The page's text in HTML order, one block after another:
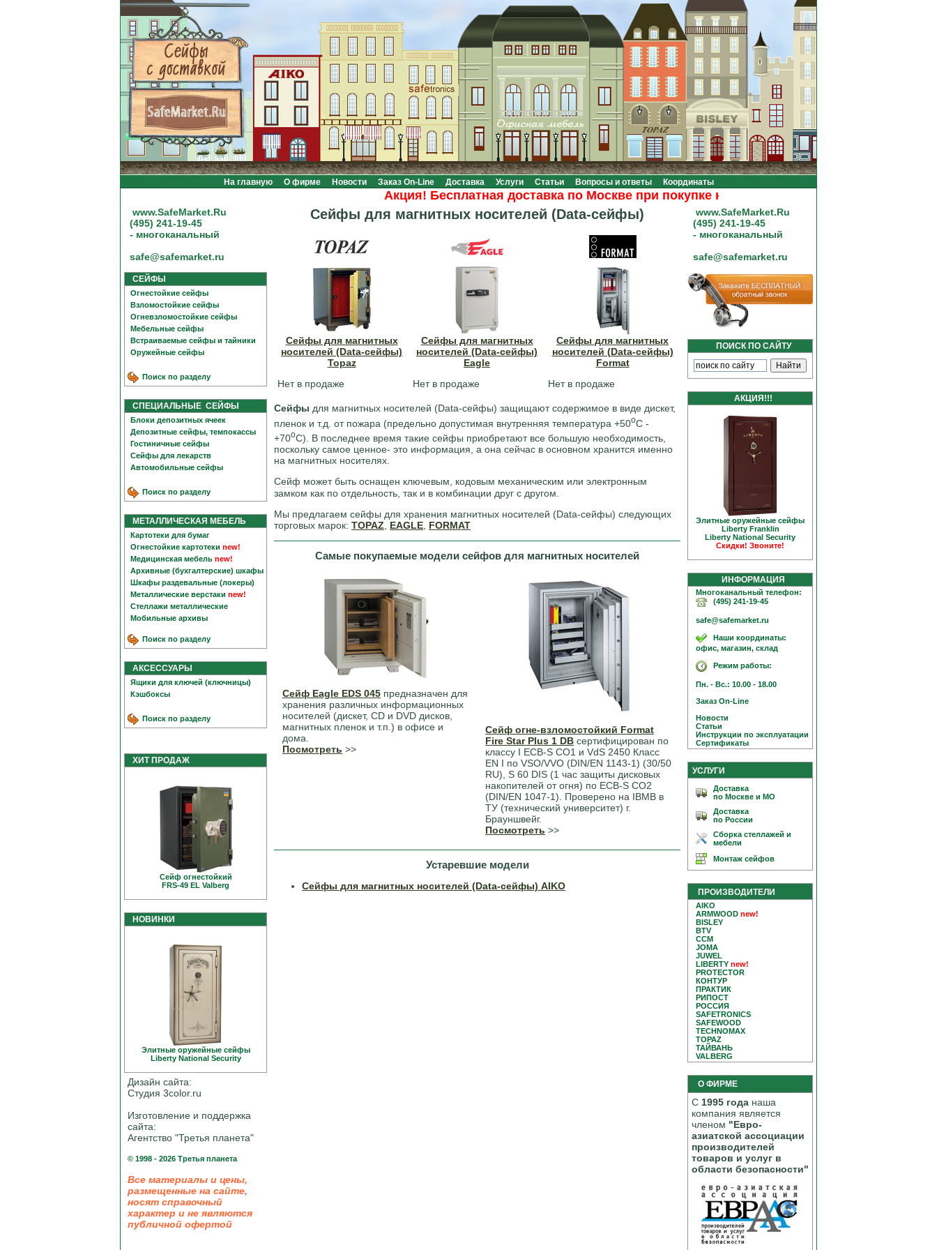
На главную О фирме Новости Заказ On-Line Доставка Услуги Статьи Вопросы и ответы Координаты
Акция! Бесплатная доставка по Москве при покупке на сумму от 20000 рублей.
www.SafeMarket.Ru
(495) 241-19-45
- многоканальный
safe@safemarket.ru
СЕЙФЫ
Огнестойкие сейфы
Взломостойкие сейфы
Огневзломостойкие сейфы
Мебельные сейфы
Встраиваемые сейфы и тайники
Оружейные сейфы
Поиск по разделу
СПЕЦИАЛЬНЫЕ СЕЙФЫ
Блоки депозитных ячеек
Депозитные сейфы, темпокассы
Гостиничные сейфы
Сейфы для лекарств
Автомобильные сейфы
Поиск по разделу
МЕТАЛЛИЧЕСКАЯ МЕБЕЛЬ
Картотеки для бумаг
Огнестойкие картотеки new!
Медицинская мебель new!
Архивные (бухгалтерские) шкафы
Шкафы раздевальные (локеры)
Металлические верстаки new!
Стеллажи металлические
Мобильные архивы
Поиск по разделу
АКСЕССУАРЫ
Ящики для ключей (ключницы)
Кэшбоксы
Поиск по разделу
ХИТ ПРОДАЖ
Сейф огнестойкий
FRS-49 EL Valberg
НОВИНКИ
Элитные оружейные сейфы
Liberty National Security
Дизайн сайта:
Студия 3color.ru
Изготовление и поддержка
сайта:
Агентство "Третья планета"
© 1998 - 2026 Третья планета
Все материалы и цены,
размещенные на сайте,
носят справочный
характер и не являются
публичной офертой
Сейфы для магнитных носителей (Data-сейфы)
Сейфы для магнитных
носителей (Data-сейфы)
Topaz
Нет в продаже
Сейфы для магнитных
носителей (Data-сейфы)
Eagle
Нет в продаже
Сейфы для магнитных
носителей (Data-сейфы)
Format
Нет в продаже
Сейфы для магнитных носителей (Data-сейфы) защищают содержимое в виде дискет,
пленок и т.д. от пожара (предельно допустимая внутренняя температура +50oС -
+70oС). В последнее время такие сейфы приобретают все большую необходимость,
поскольку самое ценное- это информация, а она сейчас в основном хранится именно
на магнитных носителях.
Сейф может быть оснащен ключевым, кодовым механическим или электронным
замком как по отдельность, так и в комбинации друг с другом.
Мы предлагаем сейфы для хранения магнитных носителей (Data-сейфы) следующих
торговых марок: TOPAZ EAGLE FORMAT
Самые покупаемые модели сейфов для магнитных носителей
Сейф Eagle EDS 045 предназначен для
хранения различных информационных
носителей (дискет, CD и DVD дисков,
магнитных пленок и т.п.) в офисе и
дома.
Посмотреть >>
Сейф огне-взломостойкий Format
Fire Star Plus 1 DB сертифицирован по
классу I ECB-S CO1 и VdS 2450 Класс
EN I по VSO/VVO (DIN/EN 1143-1) (30/50
RU), S 60 DIS (1 час защиты дисковых
накопителей от огня) по ECB-S CO2
(DIN/EN 1047-1). Проверено на IBMB в
ТУ (технический университет) г.
Брауншвейг.
Посмотреть >>
Устаревшие модели
Сейфы для магнитных носителей (Data-сейфы) AIKO
www.SafeMarket.Ru
(495) 241-19-45
- многоканальный
safe@safemarket.ru
ПОИСК ПО САЙТУ
АКЦИЯ!!!
Элитные оружейные сейфы
Liberty Franklin
Liberty National Security
Скидки! Звоните!
ИНФОРМАЦИЯ
Многоканальный телефон:
(495) 241-19-45
safe@safemarket.ru
Наши координаты:
офис, магазин, склад
Режим работы:
Пн. - Вс.: 10.00 - 18.00
Заказ On-Line
Новости
Статьи
Инструкции по эксплуатации
Сертификаты
УСЛУГИ
Доставка
по Москве и МО
Доставка
по России
Сборка стеллажей и
мебели
Монтаж сейфов
ПРОИЗВОДИТЕЛИ
AIKO
ARMWOOD new!
BISLEY
BTV
CCM
JOMA
JUWEL
LIBERTY new!
PROTECTOR
КОНТУР
ПРАКТИК
РИПОСТ
РОССИЯ
SAFETRONICS
SAFEWOOD
TECHNOMAX
TOPAZ
ТАЙВАНЬ
VALBERG
О ФИРМЕ
С 1995 года наша
компания является
членом "Евро-
азиатской ассоциации
производителей
товаров и услуг в
области безопасности"